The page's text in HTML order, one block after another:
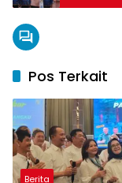
Pos Terkait
Berita